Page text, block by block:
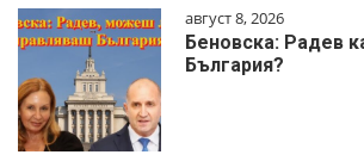
август 8, 2026
Беновска: Радев
България?